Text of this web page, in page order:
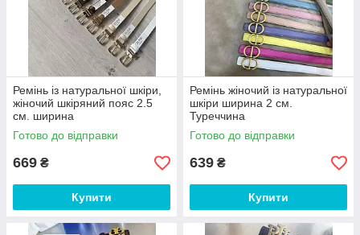
Ремінь із натуральної шкіри,
жіночий шкіряний пояс 2.5
см. ширина
Готово до відправки
669 ₴
Купити
Ремінь жіночий із натуральної
шкіри ширина 2 см.
Туреччина
Готово до відправки
639 ₴
Купити